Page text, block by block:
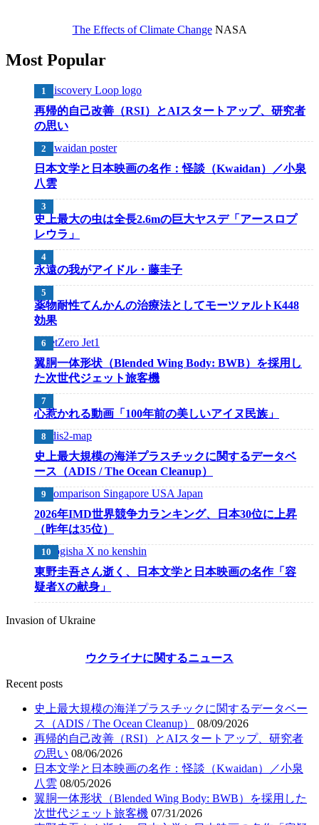
The Effects of Climate ChangeNASA
Most Popular
再帰的自己改善（RSI）とAIスタートアップ、研究者
の思い
日本文学と日本映画の名作：怪談（Kwaidan）／小泉
八雲
史上最大の虫は全長2.6mの巨大ヤスデ「アースロプ
レウラ」
永遠の我がアイドル・藤圭子
薬物耐性てんかんの治療法としてモーツァルトK448
効果
翼胴一体形状（Blended Wing Body: BWB）を採用し
た次世代ジェット旅客機
心惹かれる動画「100年前の美しいアイヌ民族」
史上最大規模の海洋プラスチックに関するデータベ
ース（ADIS / The Ocean Cleanup）
2026年IMD世界競争力ランキング、日本30位に上昇
（昨年は35位）
東野圭吾さん逝く、日本文学と日本映画の名作「容
疑者Xの献身」
Invasion of Ukraine
ウクライナに関するニュース
Recent posts
史上最大規模の海洋プラスチックに関するデータベー
ス（ADIS / The Ocean Cleanup）
08/09/2026
再帰的自己改善（RSI）とAIスタートアップ、研究者
の思い 08/06/2026
日本文学と日本映画の名作：怪談（Kwaidan）／小泉
八雲 08/05/2026
翼胴一体形状（Blended Wing Body: BWB）を採用した
次世代ジェット旅客機 07/31/2026